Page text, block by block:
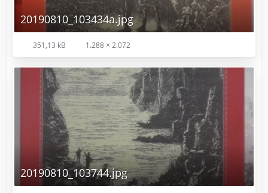
20190810_103434a.jpg
351,13 kB 1.288 × 2.072
20190810_103744.jpg